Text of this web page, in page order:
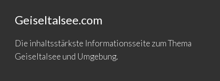
Geiseltalsee.com
Die inhaltsstärkste Informationsseite zum Thema
Geiseltalsee und Umgebung.